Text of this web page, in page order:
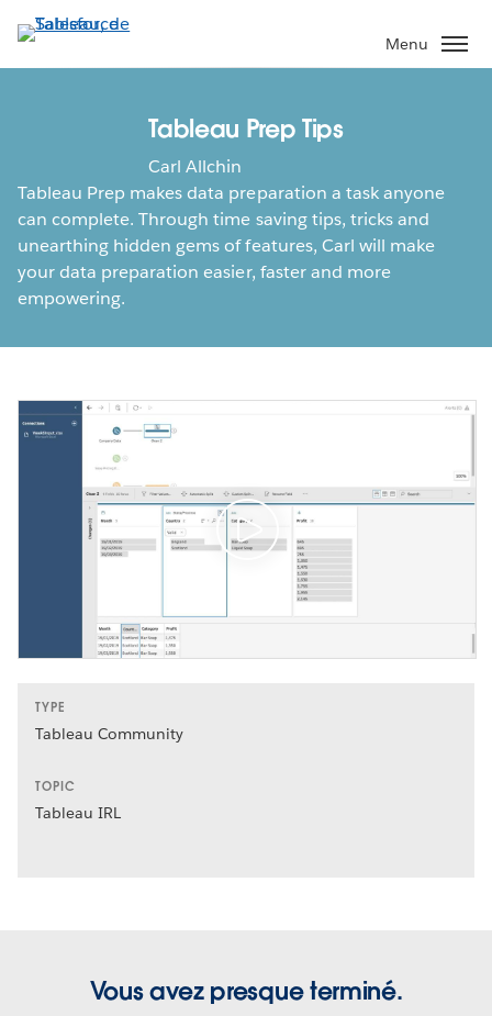
Aller
au
contenu
Menu
Tableau Prep Tips
Carl Allchin
Tableau Prep makes data preparation a task anyone
can complete. Through time saving tips, tricks and
unearthing hidden gems of features, Carl will make
your data preparation easier, faster and more
empowering.
TYPE
Tableau Community
TOPIC
Tableau IRL
Vous avez presque terminé.